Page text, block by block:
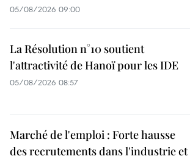
05/08/2026 09:00
La Résolution n°10 soutient
l'attractivité de Hanoï pour les IDE
05/08/2026 08:57
Marché de l'emploi : Forte hausse
des recrutements dans l'industrie et